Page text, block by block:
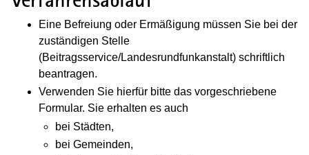
Eine Befreiung oder Ermäßigung müssen Sie bei der
zuständigen Stelle
(Beitragsservice/Landesrundfunkanstalt) schriftlich
beantragen.
Verwenden Sie hierfür bitte das vorgeschriebene
Formular. Sie erhalten es auch
bei Städten,
bei Gemeinden,